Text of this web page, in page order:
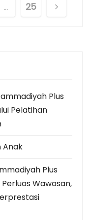
… 25
Plus
Pelatihan
Anak
Plus
Wawasan,